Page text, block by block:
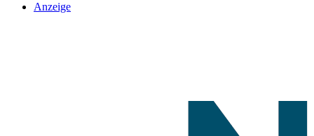
Anzeige